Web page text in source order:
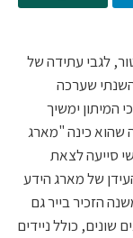
לגבי עתידה של
שערכה
המיתון ימשיך
שהוא כינה "מארג
סייעה לצאת
של מארג הידע
הזכיר בייר גם
שונים, כולל ניידים